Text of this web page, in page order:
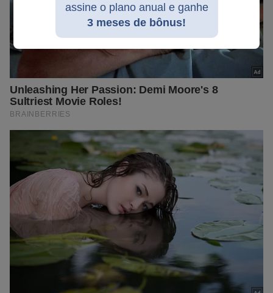
assine o plano anual e ganhe
3 meses de bônus!